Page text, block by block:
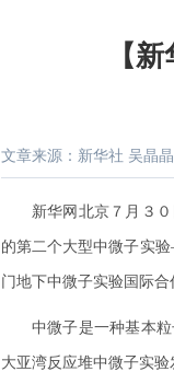
【
文章来源：新华社 吴晶晶
新华网北京７月３０
的第二个大型中微子实
门地下中微子实验国际合
中微子是一种基本粒子
大亚湾反应堆中微子实